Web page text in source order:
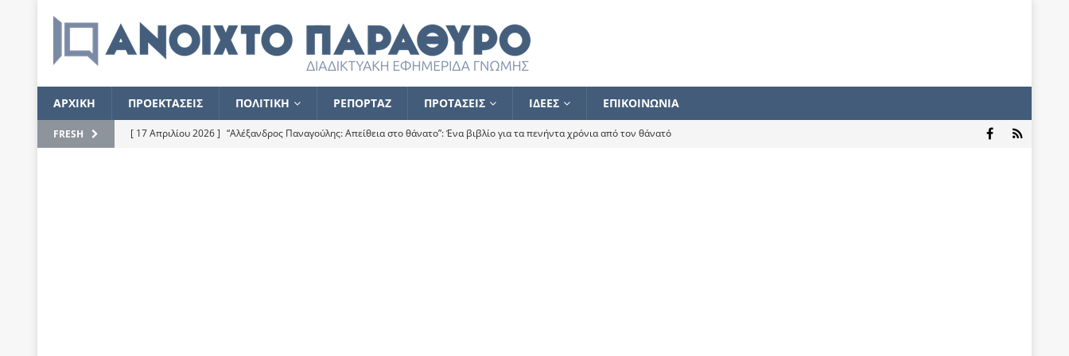
ΑΡΧΙΚΗ ΠΡΟΕΚΤΑΣΕΙΣ ΠΟΛΙΤΙΚΗ ΡΕΠΟΡΤΑΖ ΠΡΟΤΑΣΕΙΣ ΙΔΕΕΣ ΕΠΙΚΟΙΝΩΝΙΑ
FRESH [ 17 Απριλίου 2026 ] “Αλέξανδρος Παναγούλης: Απείθεια στο θάνατο”: Ένα βιβλίο για τα πενήντα χρόνια από τον θάνατό